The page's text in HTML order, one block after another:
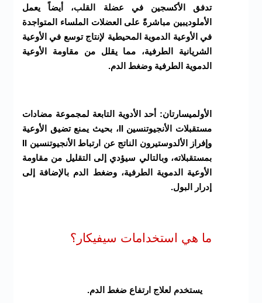
تدفق الأكسجين في عضلة القلب، أيضاً يعمل
الأملوديبين مباشرةً على العضلات الملساء المتواجدة
في الأوعية الدموية المحيطية لإنتاج توسع في الأوعية
الشريانية الطرفية، مما يقلل من مقاومة الأوعية
الدموية الطرفية وضغط الدم.
الأولميسارتان: أحد الأدوية التابعة لمجموعة مضادات
مستقبلات الأنجيوتنسين II، بحيث يمنع تضيق الأوعية
وإفراز الألدوستيرون الناتج عن ارتباط الأنجيوتنسين II
بمستقبلاته، وبالتالي سيؤدي إلى التقليل من مقاومة
الأوعية الدموية الطرفية، وضغط الدم بالإضافة إلى
إدرار البول.
ما هي استخدامات سيفيكار؟
يستخدم لعلاج ارتفاع ضغط الدم.